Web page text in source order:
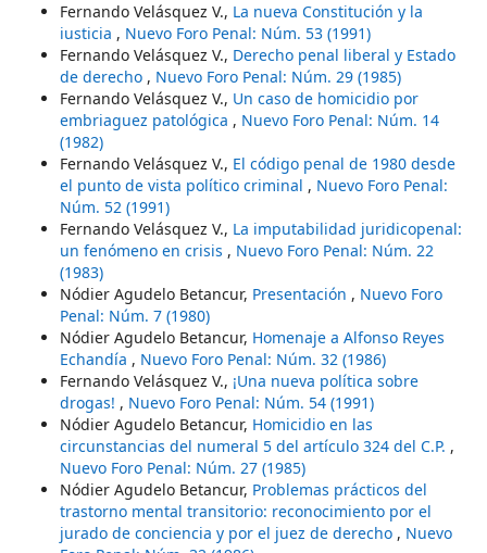
Fernando Velásquez V., La nueva Constitución y la
iusticia , Nuevo Foro Penal: Núm. 53 (1991)
Fernando Velásquez V., Derecho penal liberal y Estado
de derecho , Nuevo Foro Penal: Núm. 29 (1985)
Fernando Velásquez V., Un caso de homicidio por
embriaguez patológica , Nuevo Foro Penal: Núm. 14
(1982)
Fernando Velásquez V., El código penal de 1980 desde
el punto de vista político criminal , Nuevo Foro Penal:
Núm. 52 (1991)
Fernando Velásquez V., La imputabilidad juridicopenal:
un fenómeno en crisis , Nuevo Foro Penal: Núm. 22
(1983)
Nódier Agudelo Betancur, Presentación , Nuevo Foro
Penal: Núm. 7 (1980)
Nódier Agudelo Betancur, Homenaje a Alfonso Reyes
Echandía , Nuevo Foro Penal: Núm. 32 (1986)
Fernando Velásquez V., ¡Una nueva política sobre
drogas! , Nuevo Foro Penal: Núm. 54 (1991)
Nódier Agudelo Betancur, Homicidio en las
circunstancias del numeral 5 del artículo 324 del C.P. ,
Nuevo Foro Penal: Núm. 27 (1985)
Nódier Agudelo Betancur, Problemas prácticos del
trastorno mental transitorio: reconocimiento por el
jurado de conciencia y por el juez de derecho , Nuevo